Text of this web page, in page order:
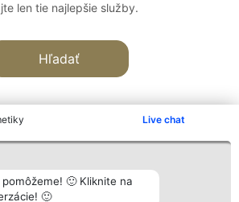
Live chat
🙂 Kliknite na
🙂
len tie najlepšie služby.
Hľadať
Hodnotenie
Laureáti
Kontakt
Kontakt